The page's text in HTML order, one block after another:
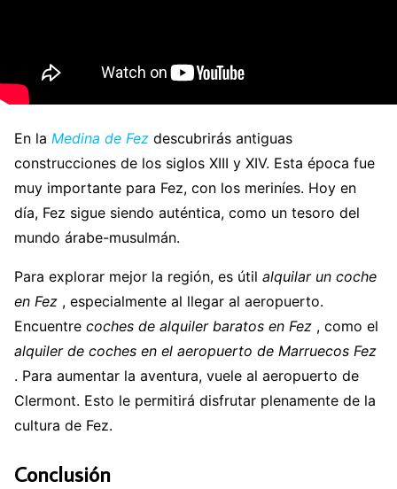
En la Medina de Fez descubrirás antiguas
construcciones de los siglos XIII y XIV. Esta época fue
muy importante para Fez, con los meriníes. Hoy en
día, Fez sigue siendo auténtica, como un tesoro del
mundo árabe-musulmán.
Para explorar mejor la región, es útil alquilar un coche
en Fez , especialmente al llegar al aeropuerto.
Encuentre coches de alquiler baratos en Fez , como el
alquiler de coches en el aeropuerto de Marruecos Fez
. Para aumentar la aventura, vuele al aeropuerto de
Clermont. Esto le permitirá disfrutar plenamente de la
cultura de Fez.
Conclusión